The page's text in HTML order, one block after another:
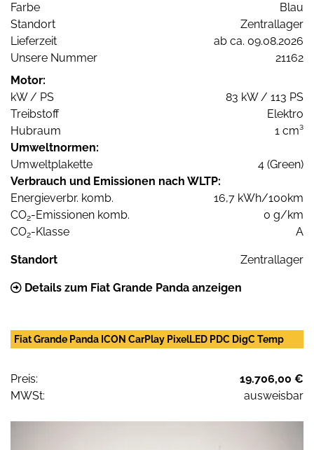
Farbe
Blau
Standort
Zentrallager
Lieferzeit
ab ca. 09.08.2026
Unsere Nummer
21162
Motor:
kW / PS
83 kW / 113 PS
Treibstoff
Elektro
Hubraum
1 cm³
Umweltnormen:
Umweltplakette
4 (Green)
Verbrauch und Emissionen nach WLTP:
Energieverbr. komb.
16,7 kWh/100km
CO2-Emissionen komb.
0 g/km
CO2-Klasse A
Standort Zentrallager
Details zum Fiat Grande Panda anzeigen
Fiat Grande Panda ICON CarPlay PixelLED PDC DigC Temp
Preis:
19.706,00 €
MWSt:
ausweisbar